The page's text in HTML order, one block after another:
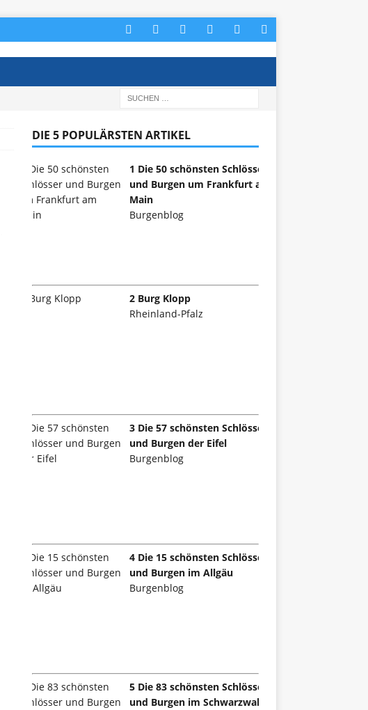
DIE 5 POPULÄRSTEN ARTIKEL
1 Die 50 schönsten Schlösser
und Burgen um Frankfurt am
Main
Burgenblog
2 Burg Klopp
Rheinland-Pfalz
3 Die 57 schönsten Schlösser
und Burgen der Eifel
Burgenblog
4 Die 15 schönsten Schlösser
und Burgen im Allgäu
Burgenblog
5 Die 83 schönsten Schlösser
und Burgen im Schwarzwald